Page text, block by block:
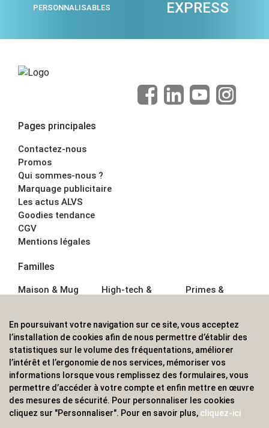
PERSONNALISABLES EXPRESS
Pages principales
Contactez-nous
Promos
Qui sommes-nous ?
Marquage publicitaire
Les actus ALVS
Goodies tendance
CGV
Mentions légales
Familles
Maison & Mug
Écriture
Bagagerie sacs
High-tech &
Sport &
Outdoor
Enfant
Primes &
Boisson
Textile &
Casquette
Accessoires de
ALVS, fournisseur d'objets publicitaires, pour les
professionnels. Une implantation nationale, une
En poursuivant votre navigation sur ce site, vous acceptez
l’installation de cookies afin de nous permettre d’établir des
statistiques sur le volume des fréquentations, améliorer
l’intérêt et l’ergonomie de nos services, mémoriser vos
informations lorsque vous remplissez des formulaires, vous
permettre d’accéder à votre compte et enfin mettre en œuvre
des mesures de sécurité. Pour personnaliser les cookies
cliquez sur "Personnaliser". Pour en savoir plus, cliquez-ici